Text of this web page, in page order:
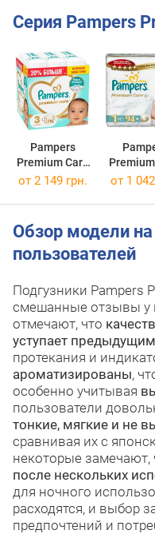
Серия Pampers
Pampers
Premium Care
3 / 216 pcs
1/ 94
от 2 149 грн. от 1
Обзор модели
пользователей
Подгузники Pampers
смешанные отзывы у
отмечают, что
уступает предыдущим
протекания и
ароматизированы,
особенно учитывая
пользователи
тонкие, мягкие и не
сравнивая их с
некоторые замечают,
после нескольких
для ночного
расходятся, и выбор
предпочтений и